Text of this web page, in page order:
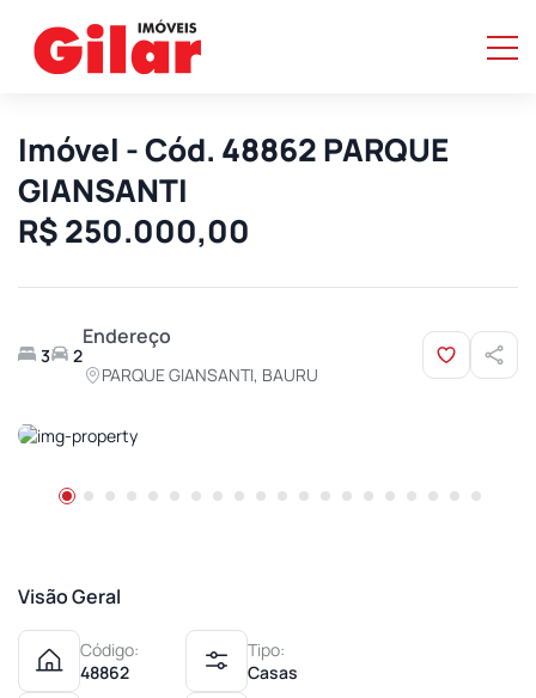
Imóvel - Cód. 48862 PARQUE
GIANSANTI
R$ 250.000,00
3 2
Endereço
PARQUE GIANSANTI, BAURU
Visão Geral
Código:
48862
Tipo:
Casas